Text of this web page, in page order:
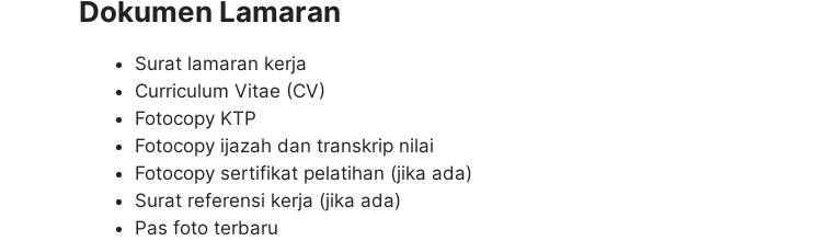
Dokumen Lamaran
Surat lamaran kerja
Curriculum Vitae (CV)
Fotocopy KTP
Fotocopy ijazah dan transkrip nilai
Fotocopy sertifikat pelatihan (jika ada)
Surat referensi kerja (jika ada)
Pas foto terbaru